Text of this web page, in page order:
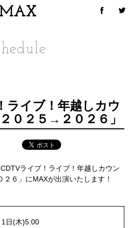
MAX
ライブ！年越しカウ
０２５→２０２６」
ライブ！ライブ！年越しカウン
６」にMAXが出演いたします！
日(木)5:00